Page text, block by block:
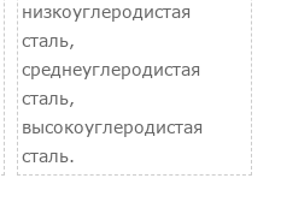
низкоуглеродистая
сталь,
среднеуглеродистая
сталь,
высокоуглеродистая
сталь.